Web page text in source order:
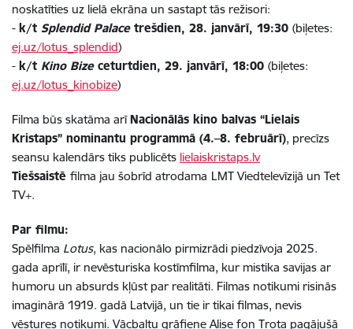
noskatīties uz lielā ekrāna un sastapt tās režisori:
- k/t Splendid Palacetrešdien, 28. janvārī, 19:30 (biļetes:
ej.uz/lotus_splendid)
- k/t Kino Bizeceturtdien, 29. janvārī, 18:00 (biļetes:
ej.uz/lotus_kinobize)
Filma būs skatāma arīNacionālās kino balvas “Lielais
Kristaps” nominantu programmā (4.–8. februārī), precīzs
seansu kalendārs tiks publicēts lielaiskristaps.lv
Tiešsaistē filma jau šobrīd atrodama LMT Viedtelevīzijā un Tet
TV+.
Par filmu:
Spēlfilma Lotus, kas nacionālo pirmizrādi piedzīvoja 2025.
gada aprīlī, ir nevēsturiska kostīmfilma, kur mistika savijas ar
humoru un absurds kļūst par realitāti. Filmas notikumi risinās
imaginārā 1919. gadā Latvijā, un tie ir tikai filmas, nevis
vēstures notikumi. Vācbaltu grāfiene Alise fon Trota pagājušā